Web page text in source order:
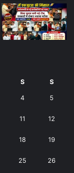
S S
4 5
11 12
18 19
25 26